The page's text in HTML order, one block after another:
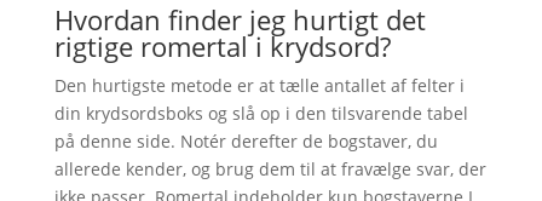
Hvordan finder jeg hurtigt det
rigtige romertal i krydsord?
Den hurtigste metode er at tælle antallet af felter i
din krydsordsboks og slå op i den tilsvarende tabel
på denne side. Notér derefter de bogstaver, du
allerede kender, og brug dem til at fravælge svar, der